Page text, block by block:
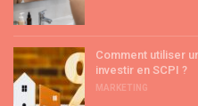
Comment utiliser
investir en SCPI ?
MARKETING